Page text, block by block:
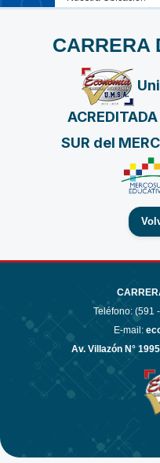
CARRERA
SUR del
Teléfono: (591
E-mail:
Av. Villazón N°